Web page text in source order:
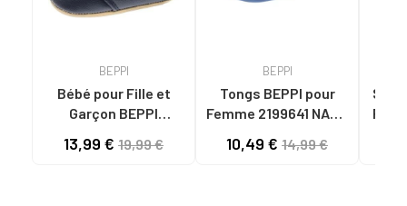
BEPPI
Bébé pour Fille et
Garçon BEPPI
13,99 € 19,99 €
BEPPI
Tongs BEPPI pour
Femme 2199641 NAVY
10,49 € 14,99 €